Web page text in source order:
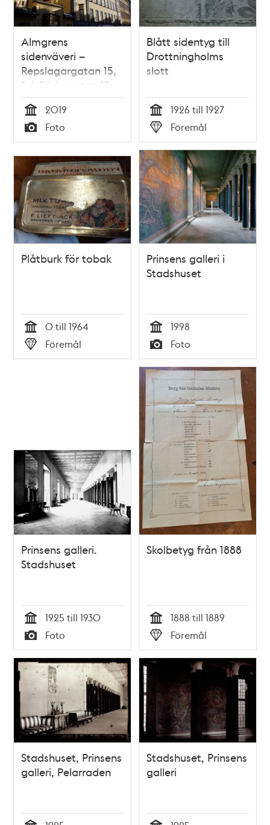
Almgrens
sidenväveri –
Repslagargatan 15,
f.d. Södergatan 15
Tid
2019
Typ
Foto
Blått sidentyg till
Drottningholms
slott
Tid
1926 till 1927
Typ
Föremål
Plåtburk för tobak
Tid
0 till 1964
Typ
Föremål
Prinsens galleri i
Stadshuset
Tid
1998
Typ
Foto
Prinsens galleri.
Stadshuset
Tid
1925 till 1930
Typ
Foto
Skolbetyg från 1888
Tid
1888 till 1889
Typ
Föremål
Stadshuset, Prinsens
galleri, Pelarraden
Stadshuset, Prinsens
galleri